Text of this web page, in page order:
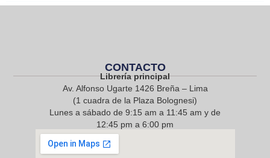
CONTACTO
Librería principal
Av. Alfonso Ugarte 1426 Breña – Lima
(1 cuadra de la Plaza Bolognesi)
Lunes a sábado de 9:15 am a 11:45 am y de
12:45 pm a 6:00 pm
968 217 912